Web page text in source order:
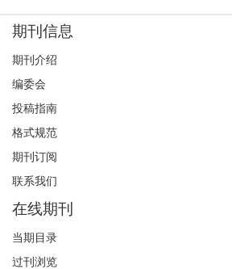
期刊信息
期刊介绍
编委会
投稿指南
格式规范
期刊订阅
联系我们
在线期刊
当期目录
过刊浏览